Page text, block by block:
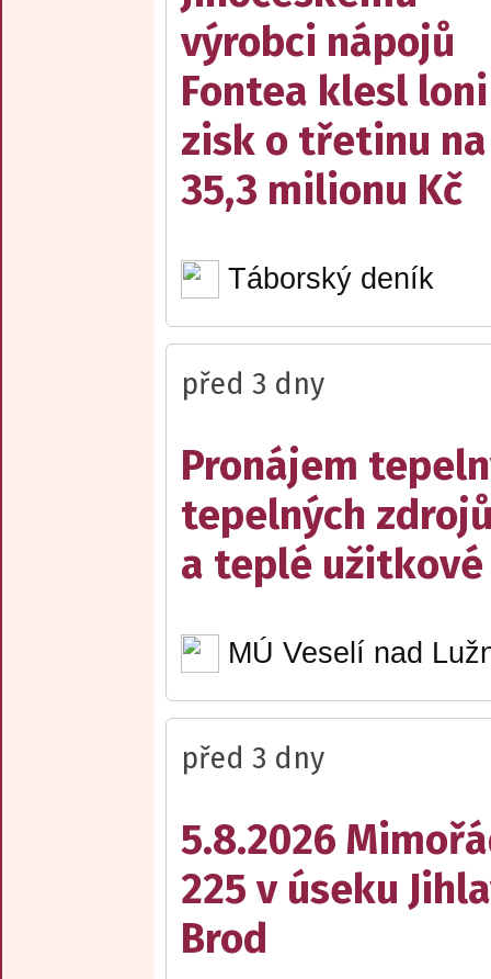
výrobci nápojů
Fontea klesl loni
zisk o třetinu na
35,3 milionu Kč
Táborský deník
před 3 dny
Pronájem
tepelných
a teplé užitkové
MÚ Veselí nad
před 3 dny
5.8.2026
225 v úseku
Brod